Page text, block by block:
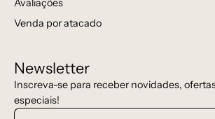
Avaliações
Venda por atacado
Newsletter
Inscreva-se para receber novidades,
especiais!